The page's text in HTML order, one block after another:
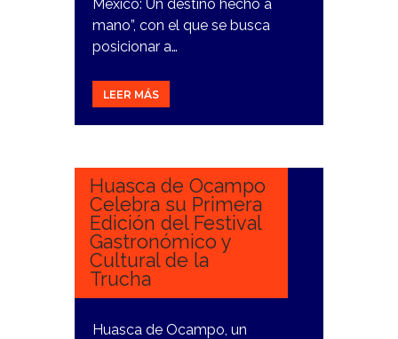
México: Un destino hecho a
mano”, con el que se busca
posicionar a…
LEER MÁS
16
Huasca de Ocampo
Celebra su Primera
Edición del Festival
Gastronómico y
Cultural de la
Trucha
Huasca de Ocampo, un